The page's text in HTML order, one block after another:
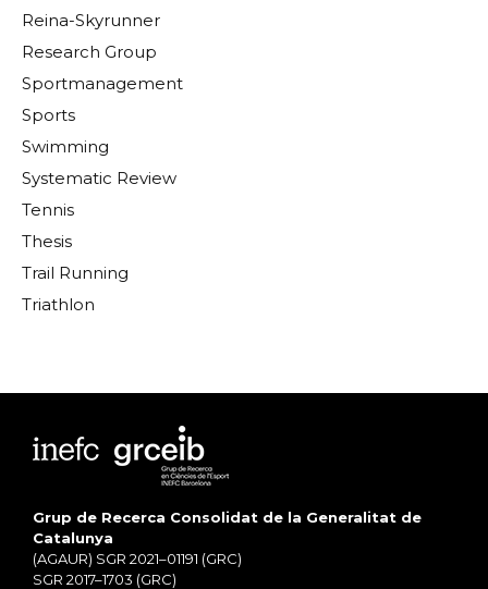
Reina-Skyrunner
Research Group
Sportmanagement
Sports
Swimming
Systematic Review
Tennis
Thesis
Trail Running
Triathlon
Grup de Recerca Consolidat de la Generalitat de
Catalunya
(AGAUR) SGR 2021–01191 (GRC)
SGR 2017–1703 (GRC)